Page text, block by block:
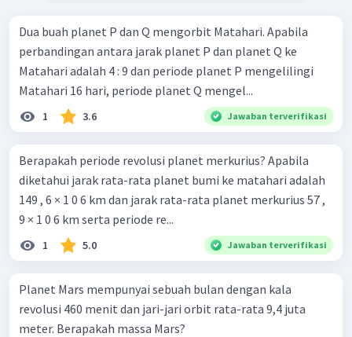
Dua buah planet P dan Q mengorbit Matahari. Apabila
perbandingan antara jarak planet P dan planet Q ke
Matahari adalah 4 : 9 dan periode planet P mengelilingi
Matahari 16 hari, periode planet Q mengel...
1 3.6 Jawaban terverifikasi
Berapakah periode revolusi planet merkurius? Apabila
diketahui jarak rata-rata planet bumi ke matahari adalah
149 , 6 × 1 0 6 km dan jarak rata-rata planet merkurius 57 ,
9 × 1 0 6 km serta periode re...
1 5.0 Jawaban terverifikasi
Planet Mars mempunyai sebuah bulan dengan kala
revolusi 460 menit dan jari-jari orbit rata-rata 9,4 juta
meter. Berapakah massa Mars?